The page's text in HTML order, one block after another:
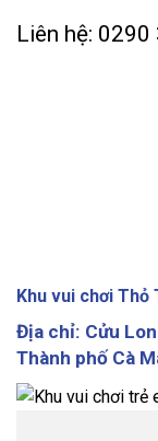
Liên hệ:
Khu vui chơi Thỏ
Địa chỉ: Cửu
Thành phố Cà